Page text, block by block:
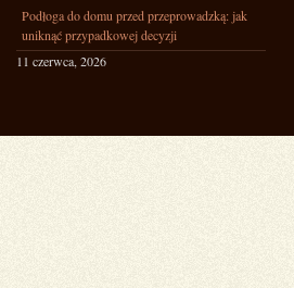
Podłoga do domu przed przeprowadzką: jak
uniknąć przypadkowej decyzji
11 czerwca, 2026